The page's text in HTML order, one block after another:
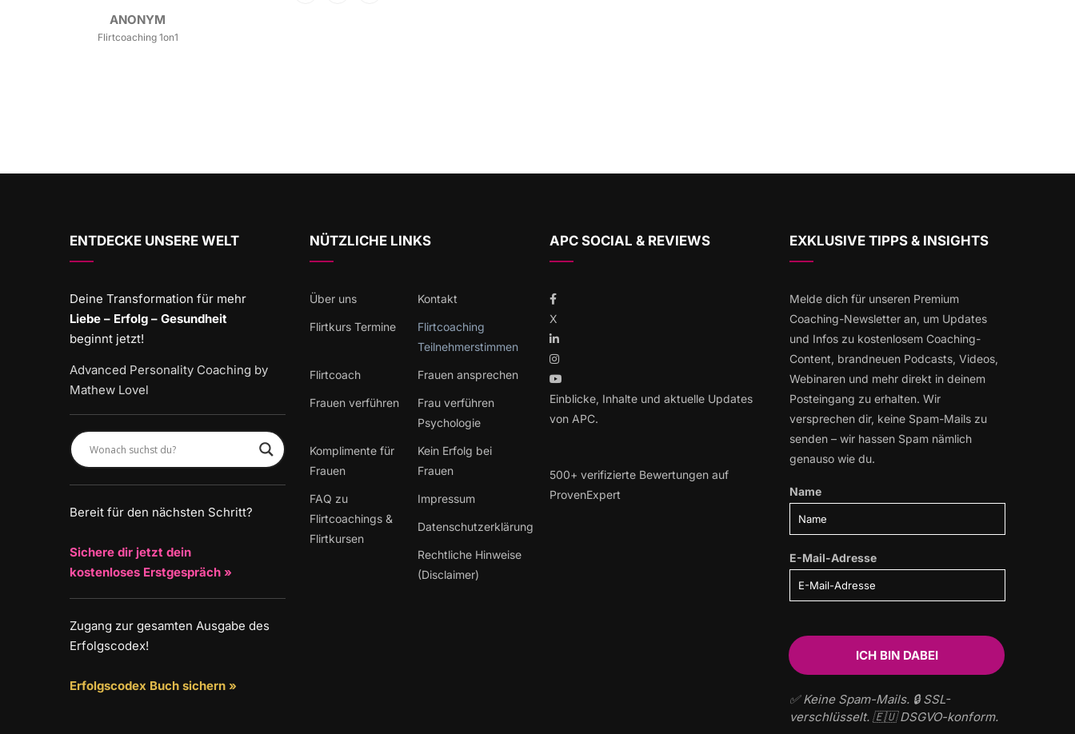
ANONYM
Flirtcoaching 1on1
ENTDECKE UNSERE WELT
Deine Transformation für mehr
Liebe – Erfolg – Gesundheit
beginnt jetzt!
Advanced Personality Coaching by
Mathew Lovel
Bereit für den nächsten Schritt?
Sichere dir jetzt dein
kostenloses Erstgespräch »
Zugang zur gesamten Ausgabe des
Erfolgscodex!
Erfolgscodex Buch sichern »
NÜTZLICHE LINKS
Über uns Kontakt
Flirtkurs Termine
Flirtcoaching
Teilnehmerstimmen
Flirtcoach Frauen ansprechen
Frauen verführen
Frau verführen
Psychologie
Komplimente für
Frauen
Kein Erfolg bei
Frauen
FAQ zu
Flirtcoachings &
Flirtkursen
Impressum
Datenschutzerklärung
Rechtliche Hinweise
(Disclaimer)
APC SOCIAL & REVIEWS
X
Einblicke, Inhalte und aktuelle Updates
von APC.
500+ verifizierte Bewertungen auf
ProvenExpert
EXKLUSIVE TIPPS & INSIGHTS
Melde dich für unseren Premium
Coaching-Newsletter an, um Updates
und Infos zu kostenlosem Coaching-
Content, brandneuen Podcasts, Videos,
Webinaren und mehr direkt in deinem
Posteingang zu erhalten. Wir
versprechen dir, keine Spam-Mails zu
senden – wir hassen Spam nämlich
genauso wie du.
Name
E-Mail-Adresse
✅ Keine Spam-Mails. 🔒 SSL-
verschlüsselt. 🇪🇺 DSGVO-konform.